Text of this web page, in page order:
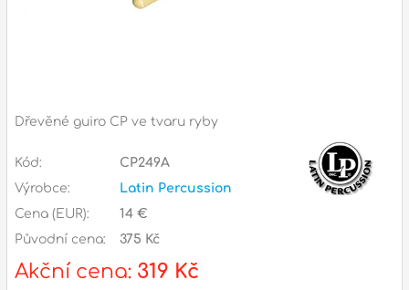
Dřevěné guiro CP ve tvaru ryby
Kód:
CP249A
Výrobce:
Latin Percussion
Cena (EUR):
14 €
Původní cena:
375 Kč
Akční cena: 319 Kč